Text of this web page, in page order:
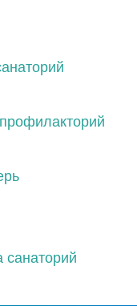
санаторий